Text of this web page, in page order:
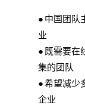
● 中国团队
业
● 既需要在
集的团队
●希望减少
企业